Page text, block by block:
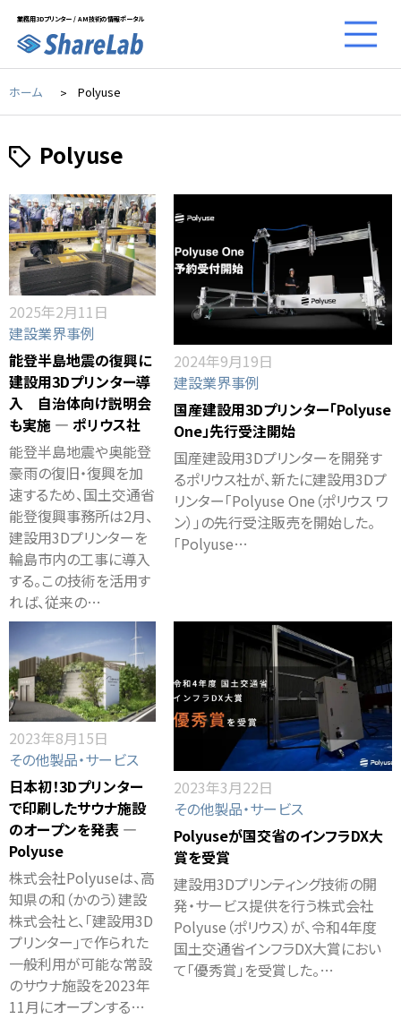
業務用3Dプリンター / AM技術の情報ポータル
ホーム Polyuse
Polyuse
2025年2月11日
建設業界事例
能登半島地震の復興に
建設用3Dプリンター導
入 自治体向け説明会
も実施 ― ポリウス社
能登半島地震や奥能登
豪雨の復旧・復興を加
速するため、国土交通省
能登復興事務所は2月、
建設用3Dプリンターを
輪島市内の工事に導入
する。この技術を活用す
れば、従来の…
2024年9月19日
建設業界事例
国産建設用3Dプリンター「Polyuse
One」先行受注開始
国産建設用3Dプリンターを開発す
るポリウス社が、新たに建設用3Dプ
リンター「Polyuse One（ポリウス ワ
ン）」の先行受注販売を開始した。
「Polyuse…
2023年8月15日
その他製品・サービス
日本初！3Dプリンター
で印刷したサウナ施設
のオープンを発表 ―
Polyuse
株式会社Polyuseは、高
知県の和（かのう）建設
株式会社と、「建設用3D
プリンター」で作られた
一般利用が可能な常設
のサウナ施設を2023年
11月にオープンする…
2023年3月22日
その他製品・サービス
Polyuseが国交省のインフラDX大
賞を受賞
建設用3Dプリンティング技術の開
発・サービス提供を行う株式会社
Polyuse（ポリウス）が、令和4年度
国土交通省インフラDX大賞におい
て「優秀賞」を受賞した。…